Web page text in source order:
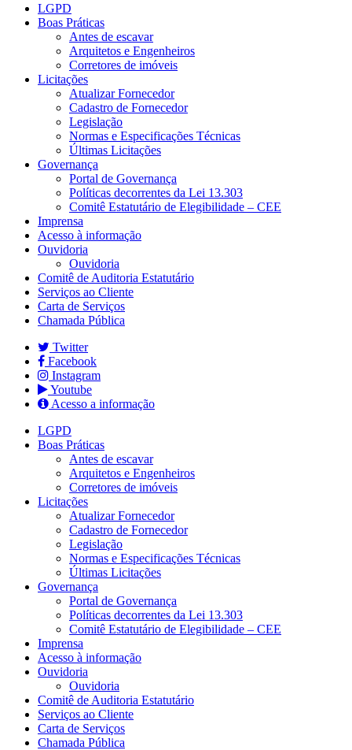
LGPD
Boas Práticas
Antes de escavar
Arquitetos e Engenheiros
Corretores de imóveis
Licitações
Atualizar Fornecedor
Cadastro de Fornecedor
Legislação
Normas e Especificações Técnicas
Últimas Licitações
Governança
Portal de Governança
Políticas decorrentes da Lei 13.303
Comitê Estatutário de Elegibilidade – CEE
Imprensa
Acesso à informação
Ouvidoria
Ouvidoria
Comitê de Auditoria Estatutário
Serviços ao Cliente
Carta de Serviços
Chamada Pública
Twitter
Facebook
Instagram
Youtube
Acesso a informação
LGPD
Boas Práticas
Antes de escavar
Arquitetos e Engenheiros
Corretores de imóveis
Licitações
Atualizar Fornecedor
Cadastro de Fornecedor
Legislação
Normas e Especificações Técnicas
Últimas Licitações
Governança
Portal de Governança
Políticas decorrentes da Lei 13.303
Comitê Estatutário de Elegibilidade – CEE
Imprensa
Acesso à informação
Ouvidoria
Ouvidoria
Comitê de Auditoria Estatutário
Serviços ao Cliente
Carta de Serviços
Chamada Pública